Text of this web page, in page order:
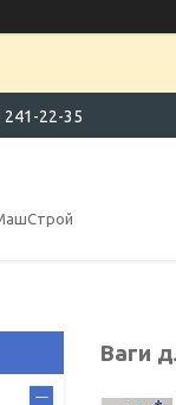
241-22-35
Ваги